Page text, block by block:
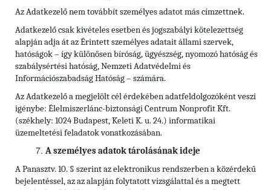
Az Adatkezelő nem továbbít személyes adatot más címzettnek.
Adatkezelő csak kivételes esetben és jogszabályi kötelezettség
alapján adja át az Érintett személyes adatait állami szervek,
hatóságok – így különösen bíróság, ügyészség, nyomozó hatóság és
szabálysértési hatóság, Nemzeti Adatvédelmi és
Információszabadság Hatóság – számára.
Az Adatkezelő a megjelölt cél érdekében adatfeldolgozóként veszi
igénybe: Élelmiszerlánc-biztonsági Centrum Nonprofit Kft.
(székhely: 1024 Budapest, Keleti K. u. 24.) informatikai
üzemeltetési feladatok vonatkozásában.
A személyes adatok tárolásának ideje
A Panasztv. 10. § szerint az elektronikus rendszerben a közérdekű
bejelentéssel, az az alapján folytatott vizsgálattal és a megtett